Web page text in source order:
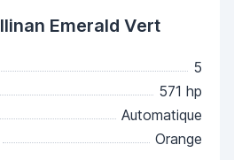
Emerald Vert
5
571 hp
Automatique
Orange